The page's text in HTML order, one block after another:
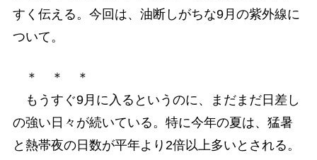
すく伝える。今回は、油断しがちな9月の紫外線に
ついて。
＊ ＊ ＊
もうすぐ9月に入るというのに、まだまだ日差し
の強い日々が続いている。特に今年の夏は、猛暑
と熱帯夜の日数が平年より2倍以上多いとされる。